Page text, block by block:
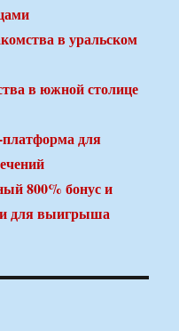
в уральском
в южной столице
для
800% бонус и
для выигрыша